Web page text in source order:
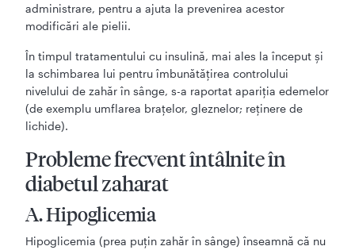
administrare, pentru a ajuta la prevenirea acestor
modificări ale pielii.
În timpul tratamentului cu insulină, mai ales la început şi
la schimbarea lui pentru îmbunătăţirea controlului
nivelului de zahăr în sânge, s-a raportat apariţia edemelor
(de exemplu umflarea braţelor, gleznelor; reţinere de
lichide).
Probleme frecvent întâlnite în
diabetul zaharat
A. Hipoglicemia
Hipoglicemia (prea puţin zahăr în sânge) înseamnă că nu